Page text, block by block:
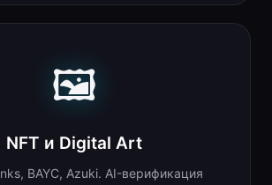
🖼
NFT и Digital Art
BAYC, Azuki. AI-верификация